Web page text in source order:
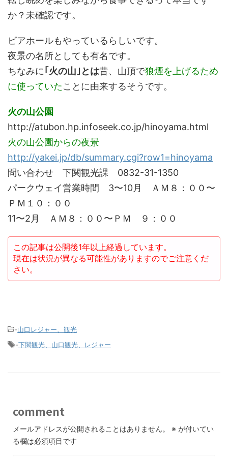
か？未確認です。
ビアホールもやっているらしいです。
夜景の名所としても有名です。
ちなみに｢火の山｣とは昔、山頂で狼煙を上げるため
に使っていたことに由来するそうです。
火の山公園
http://atubon.hp.infoseek.co.jp/hinoyama.html
火の山公園からの夜景
http://yakei.jp/db/summary.cgi?row1=hinoyama
問い合わせ 下関観光課 0832-31-1350
パークウェイ営業時間 3〜10月 ＡＭ８：００〜
ＰＭ１０：００
11〜2月 ＡＭ８：００〜ＰＭ ９：００
この記事は公開後1年以上経過しています。
現在は状況が異なる可能性がありますのでご注意くだ
さい。
-山口レジャー、観光
-下関観光、山口観光、レジャー
comment
メールアドレスが公開されることはありません。 ※ が付いてい
る欄は必須項目です